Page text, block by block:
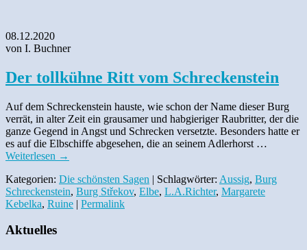
08.12.2020
von I. Buchner
Der tollkühne Ritt vom Schreckenstein
Auf dem Schreckenstein hauste, wie schon der Name dieser Burg
verrät, in alter Zeit ein grausamer und habgieriger Raubritter, der die
ganze Gegend in Angst und Schrecken versetzte. Besonders hatte er
es auf die Elbschiffe abgesehen, die an seinem Adlerhorst …
Weiterlesen →
Kategorien: Die schönsten Sagen | Schlagwörter: Aussig, Burg
Schreckenstein, Burg Střekov, Elbe, L.A.Richter, Margarete
Kebelka, Ruine | Permalink
Aktuelles